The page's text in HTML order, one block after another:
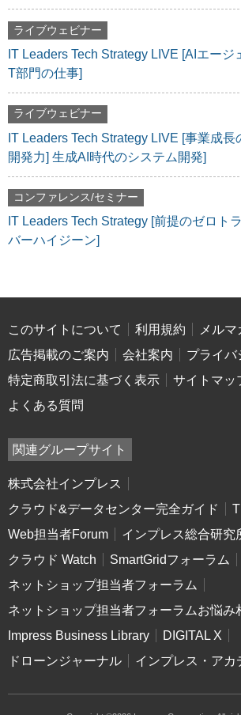
ライブウェビナー
IT Leaders Tech Strategy LIVE [AIエージ
T部門の仕事]
ライブウェビナー
IT Leaders Tech Strategy LIVE [事業成
開発力] 生成AI時代のシステム開発]
コンファレンス/セミナー
IT Leaders Tech Strategy [前提のゼロト
バーハイジーン]
このサイトについて 利用規約
メル
広告掲載のご案内
会社案内
プライバ
特定商取引法に基づく表示
サイトマッ
よくある質問
関連グループサイト
株式会社インプレス
クラウド&データセンター完全ガイド
Web担当者Forum
インプレス総合研究
クラウド Watch
SmartGridフォーラム
ネットショップ担当者フォーラム
ネットショップ担当者フォーラムお悩み
Impress Business Library
DIGITAL X
ドローンジャーナル
インプレス・アカ